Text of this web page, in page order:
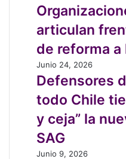
en
Taller
y
Encuentro
abierto
sobre
soberanía
alimentaria
y
agroecología
Mapuche
articulan
frente
a
amenazas
de
reforma
a
la
Ley
Indígena
articulan
de reforma a
Defensores
de
en
todo
Chile
tienen
entre
Junio 24, 2026
Defensores
todo Chile
y ceja” la
SAG
Ciudadanía
Junio 9, 2026